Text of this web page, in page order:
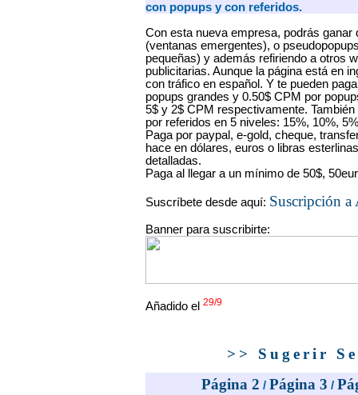
con popups y con referidos.
Con esta nueva empresa, podrás ganar
(ventanas emergentes), o
pequeñas) y además refiriendo a otros
publicitarias. Aunque la página está en
con tráfico en español. Y te pueden
popups grandes y 0.50$ CPM por
5$ y 2$ CPM respectivamente.
por referidos en 5 niveles: 15%, 10%,
Paga por paypal, e-gold, cheque,
hace en dólares, euros o libras
detalladas.
Paga al llegar a un mínimo de 50$,
Suscríbete desde aquí: Suscripción
Banner para suscribirte:
Añadido el 29/9
>> Sugerir
Página 2 / Página 3 /